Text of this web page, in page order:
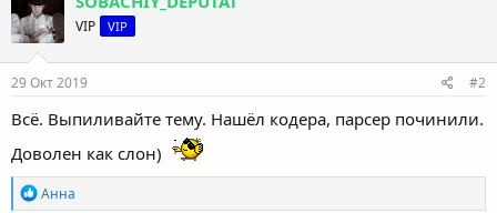
VIP VIP
29 Окт 2019 #2
Всё. Выпиливайте тему. Нашёл кодера, парсер починили.
Доволен как слон)
Р
Анна